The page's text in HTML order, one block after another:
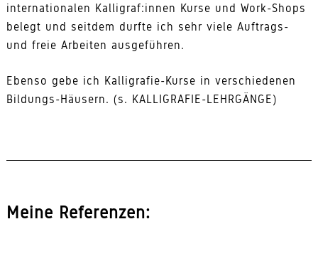
internationalen Kalligraf:innen Kurse und Work-Shops
belegt und seitdem durfte ich sehr viele Auftrags-
und freie Arbeiten ausgeführen.
Ebenso gebe ich Kalligrafie-Kurse in verschiedenen
Bildungs-Häusern. (s. KALLIGRAFIE-LEHRGÄNGE)
Meine Referenzen: